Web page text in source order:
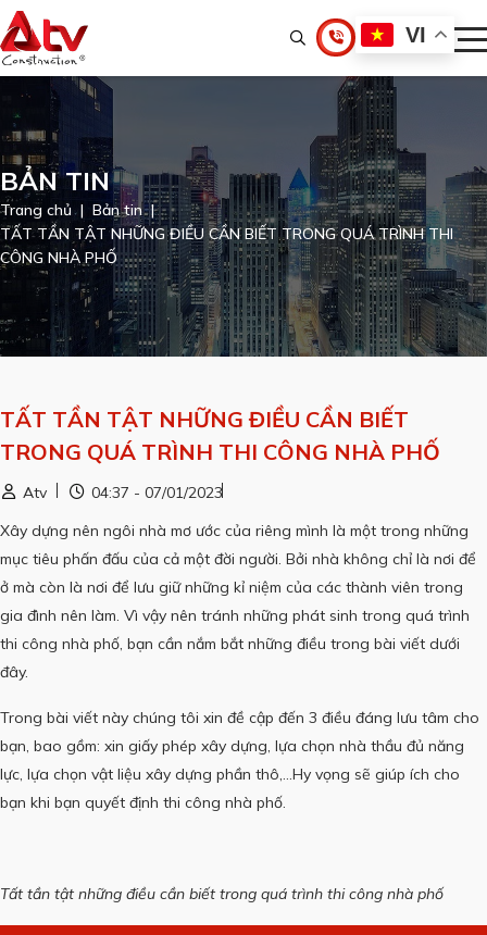
VI
BẢN TIN
Trang chủ
Bản tin
TẤT TẦN TẬT NHỮNG ĐIỀU CẦN BIẾT TRONG QUÁ TRÌNH THI
CÔNG NHÀ PHỐ
TẤT TẦN TẬT NHỮNG ĐIỀU CẦN BIẾT
TRONG QUÁ TRÌNH THI CÔNG NHÀ PHỐ
Atv
04:37 - 07/01/2023
Xây dựng nên ngôi nhà mơ ước của riêng mình là một trong những
mục tiêu phấn đấu của cả một đời người. Bởi nhà không chỉ là nơi để
ở mà còn là nơi để lưu giữ những kỉ niệm của các thành viên trong
gia đình nên làm. Vì vậy nên tránh những phát sinh trong quá trình
thi công nhà phố, bạn cần nắm bắt những điều trong bài viết dưới
đây.
Trong bài viết này chúng tôi xin đề cập đến 3 điều đáng lưu tâm cho
bạn, bao gồm: xin giấy phép xây dựng, lựa chọn nhà thầu đủ năng
lực, lựa chọn vật liệu xây dựng phần thô,…Hy vọng sẽ giúp ích cho
bạn khi bạn quyết định thi công nhà phố.
Tất tần tật những điều cần biết trong quá trình thi công nhà phố